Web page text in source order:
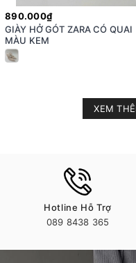
890.000₫
GIÀY HỞ GÓT ZARA CÓ QUAI
MÀU KEM
XEM
Hotline Hỗ Trợ
089 8438 365